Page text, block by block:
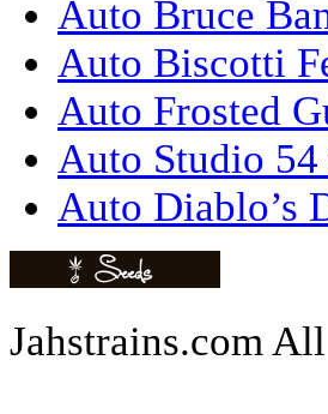
Auto Bruce
Auto Biscotti
Auto Frosted
Auto Studio 54
Auto Diablo’s
Jahstrains.comAll